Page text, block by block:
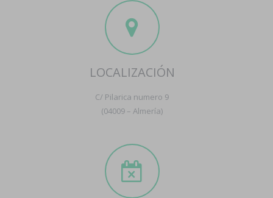
LOCALIZACIÓN
C/ Pilarica numero 9
(04009 – Almería)